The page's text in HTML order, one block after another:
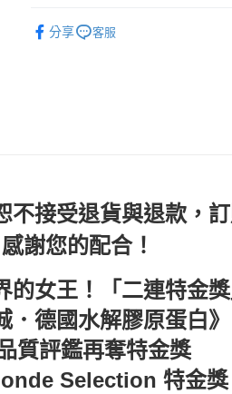
4.訂單成立30分鐘內，如未前往確認交
消。如遇「轉專審核」未通過狀況，表
用戶於交易時，得透過本服務購買商品
款買賣價金債權讓與本公司後，依約使
2.基於同意付款使用「大哥付你分期」
資料（包含姓名、電話或地址）提供予
3.完整用戶服務條款，請詳閱以下連結：
１．簡單：不需註冊會員、不需綁卡、不
２．便利：只要手機號碼，簡訊認證，即
絡購買商品的店家。未經商家同意取消
先享後付繳納相關費用。
※ 交易是否成功請以「AFTEE先享後付
是否繳費成功／繳費後需取消欲退款等
【注意事項】
１．透過由恩沛科技股份有限公司提供
交易，需依本服務之必要範圍內提供個
求債權轉讓予恩沛科技股份有限公司。
２．關於個人資料處理事宜，請瀏覽以下
https://aftee.tw/terms/#terms3
分享 客服
接受退貨與退款，
謝您的配合！
的女王！「二連特金獎
德國水解膠原蛋白》
質評鑑再奪特金獎
Selection 特金獎